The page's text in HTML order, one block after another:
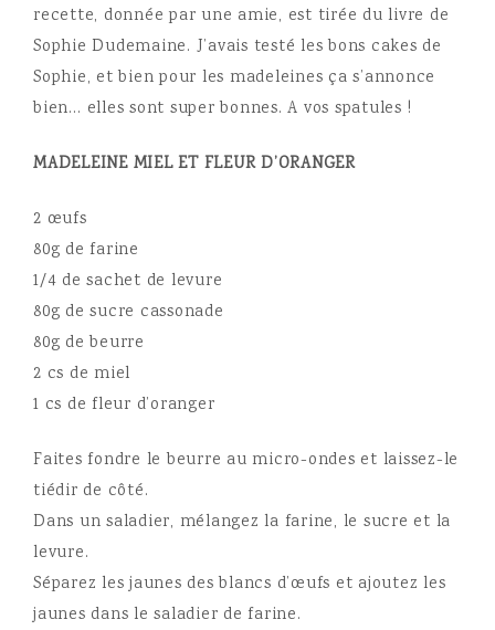
recette, donnée par une amie, est tirée du livre de
Sophie Dudemaine. J’avais testé les bons cakes de
Sophie, et bien pour les madeleines ça s’annonce
bien… elles sont super bonnes. A vos spatules !
MADELEINE MIEL ET FLEUR D’ORANGER
2 œufs
80g de farine
1/4 de sachet de levure
80g de sucre cassonade
80g de beurre
2 cs de miel
1 cs de fleur d’oranger
Faites fondre le beurre au micro-ondes et laissez-le
tiédir de côté.
Dans un saladier, mélangez la farine, le sucre et la
levure.
Séparez les jaunes des blancs d’œufs et ajoutez les
jaunes dans le saladier de farine.